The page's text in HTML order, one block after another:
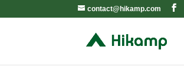
contact@hikamp.com